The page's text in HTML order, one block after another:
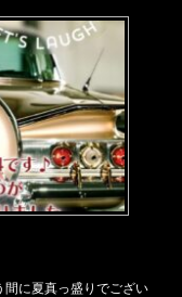
間に夏真っ盛りでござい